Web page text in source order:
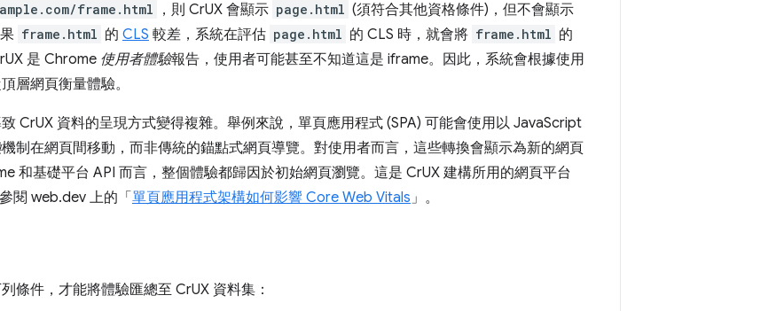
frame.html ，則 CrUX 會顯示 page.html (須符合其他資格條件)，但不會顯示
frame.html 的 CLS 較差，系統在評估 page.html 的 CLS 時，就會將 frame.html 的
是 Chrome 使用者體驗報告，使用者可能甚至不知道這是 iframe。因此，系統會根據使用
層網頁衡量體驗。
CrUX 資料的呈現方式變得複雜。舉例來說，單頁應用程式 (SPA) 可能會使用以 JavaScript
機制在網頁間移動，而非傳統的錨點式網頁導覽。對使用者而言，這些轉換會顯示為新的網頁
和基礎平台 API 而言，整個體驗都歸因於初始網頁瀏覽。這是 CrUX 建構所用的網頁平台
閱 web.dev 上的「 單頁應用程式架構如何影響 Core Web Vitals」。
條件，才能將體驗匯總至 CrUX 資料集：